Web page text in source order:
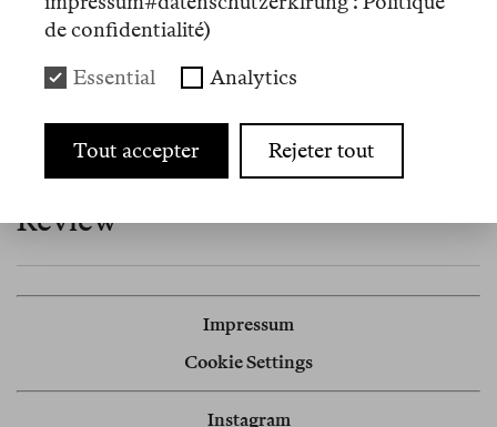
13 mai 2026
Chapters Buchladen, Berlin
In Conversation with Maaza
Mengiste – Chapters x Berlin
Review
Impressum
Cookie Settings
Instagram
de confidentialité)
Essential Analytics
Tout accepter Rejeter tout